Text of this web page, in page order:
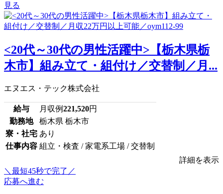
見る
<20代～30代の男性活躍中>【栃木県栃
木市】組み立て・組付け／交替制／月...
エヌエス・テック株式会社
給与 月収例221,520円
勤務地
栃木県 栃木市
寮・社宅 あり
仕事内容 組立・検査 / 家電系工場 / 交替制
詳細を表示
＼最短45秒で完了／
応募へ進む